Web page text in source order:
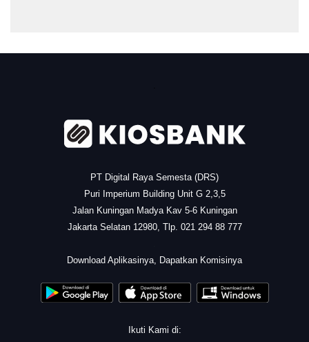
PT Digital Raya Semesta (DRS)
Puri Imperium Building Unit G 2,3,5
Jalan Kuningan Madya Kav 5-6 Kuningan
Jakarta Selatan 12980, Tlp. 021 294 88 777
Download Aplikasinya, Dapatkan Komisinya
Ikuti Kami di: